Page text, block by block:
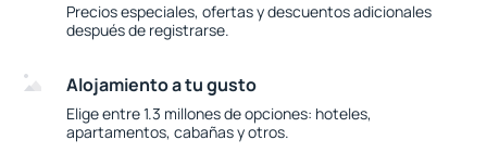
Precios especiales, ofertas y descuentos adicionales
después de registrarse.
Alojamiento a tu gusto
Elige entre 1.3 millones de opciones: hoteles,
apartamentos, cabañas y otros.